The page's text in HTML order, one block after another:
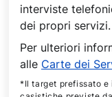
interviste
dei propri servizi.
Per ulteriori
alle Carte dei
*Il target prefissato